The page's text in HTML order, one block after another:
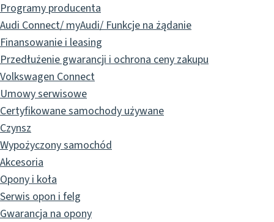
Programy producenta
Audi Connect/ myAudi/ Funkcje na żądanie
Finansowanie i leasing
Przedłużenie gwarancji i ochrona ceny zakupu
Volkswagen Connect
Umowy serwisowe
Certyfikowane samochody używane
Czynsz
Wypożyczony samochód
Akcesoria
Opony i koła
Serwis opon i felg
Gwarancja na opony